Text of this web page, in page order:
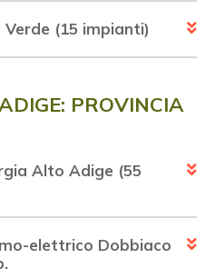
Verde (15 impianti)
PROVINCIA
Alto Adige (55
elettrico Dobbiaco
NEWSLETTER